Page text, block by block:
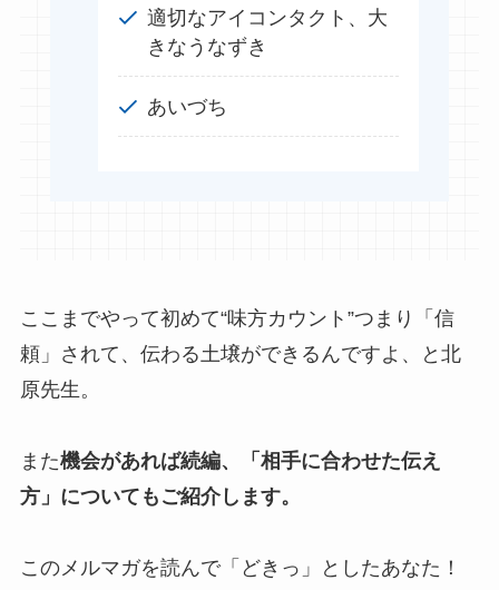
適切なアイコンタクト、大
きなうなずき
あいづち
ここまでやって初めて“味方カウント”つまり「信
頼」されて、伝わる土壌ができるんですよ、と北
原先生。
また機会があれば続編、「相手に合わせた伝え
方」についてもご紹介します。
このメルマガを読んで「どきっ」としたあなた！